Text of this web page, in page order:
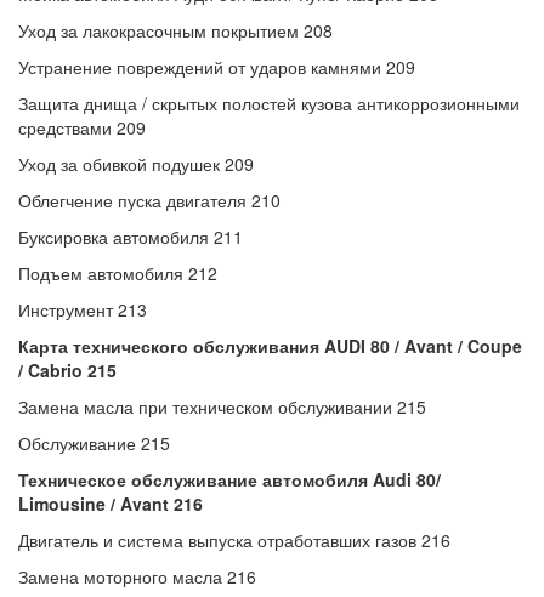
Уход за лакокрасочным покрытием 208
Устранение повреждений от ударов камнями 209
Защита днища / скрытых полостей кузова антикоррозионными
средствами 209
Уход за обивкой подушек 209
Облегчение пуска двигателя 210
Буксировка автомобиля 211
Подъем автомобиля 212
Инструмент 213
Карта технического обслуживания AUDI 80 / Avant / Coupe
/ Cabrio 215
Замена масла при техническом обслуживании 215
Обслуживание 215
Техническое обслуживание автомобиля Audi 80/
Limousine / Avant 216
Двигатель и система выпуска отработавших газов 216
Замена моторного масла 216